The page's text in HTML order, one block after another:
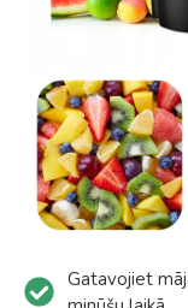
Gatavojiet